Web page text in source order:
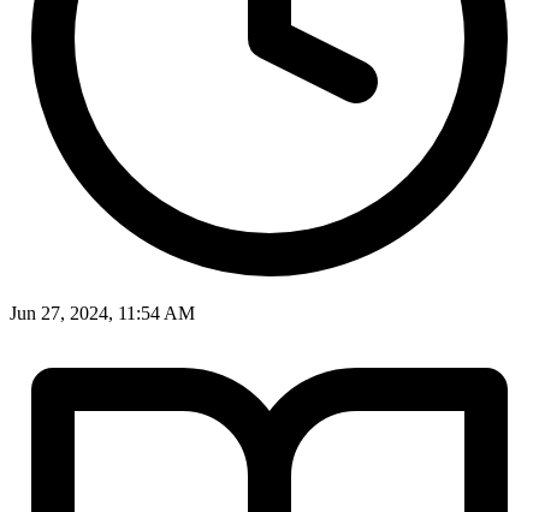
Jun 27, 2024, 11:54 AM